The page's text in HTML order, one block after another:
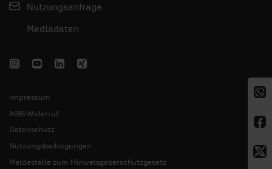
Nutzungsanfrage
Mediadaten
Impressum
AGB/Widerruf
Datenschutz
Nutzungsbedingungen
Meldestelle zum Hinweisgeberschutzgesetz